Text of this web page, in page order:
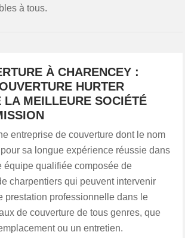
à tous.
À CHARENCEY :
HURTER
LA MEILLEURE SOCIÉTÉ
entreprise de couverture dont le nom
sa longue expérience réussie dans
équipe qualifiée composée de
charpentiers qui peuvent intervenir
prestation professionnelle dans le
de couverture de tous genres, que
ou un entretien.